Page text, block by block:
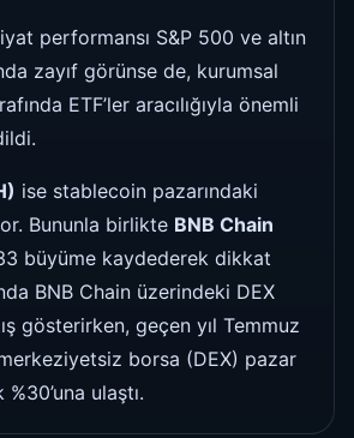
performansı S&P 500 ve altın
zayıf görünse de, kurumsal
ETF’ler aracılığıyla önemli
ise stablecoin pazarındaki
Bununla birlikte BNB Chain
büyüme kaydederek dikkat
BNB Chain üzerindeki DEX
gösterirken, geçen yıl Temmuz
borsa (DEX) pazar
%30’una ulaştı.